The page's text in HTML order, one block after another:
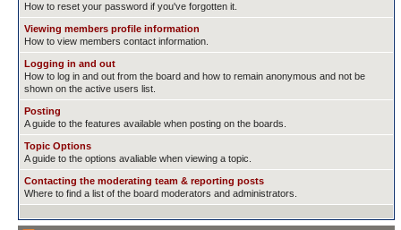
How to reset your password if you've forgotten it.
Viewing members profile information
How to view members contact information.
Logging in and out
How to log in and out from the board and how to remain anonymous and not be
shown on the active users list.
Posting
A guide to the features available when posting on the boards.
Topic Options
A guide to the options avaliable when viewing a topic.
Contacting the moderating team & reporting posts
Where to find a list of the board moderators and administrators.